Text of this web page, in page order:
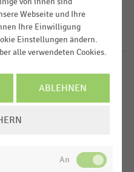
in in
Centern in Deutschland
und Fachmarkt-
(2026)
Webseite und Ihre
Ihre Einwilligung
Einstellungen ändern.
alle verwendeten Cookies.
ABLEHNEN